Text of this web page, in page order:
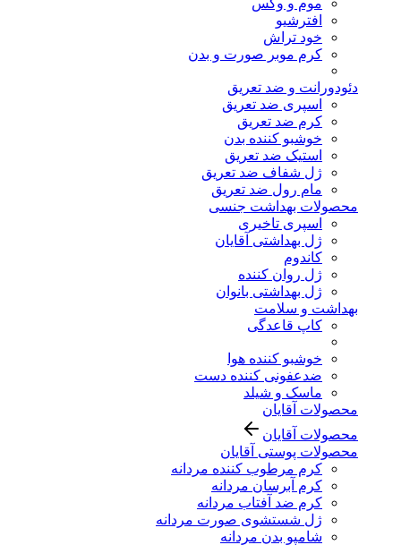
موم و وکس
افترشیو
خود تراش
کرم موبر صورت و بدن
دئودورانت و ضد تعریق
اسپری ضد تعریق
کرم ضد تعریق
خوشبو کننده بدن
استیک ضد تعریق
ژل شفاف ضد تعریق
مام رول ضد تعریق
محصولات بهداشت جنسی
اسپری تاخیری
ژل بهداشتی آقایان
کاندوم
ژل روان کننده
ژل بهداشتی بانوان
بهداشت و سلامت
کاپ قاعدگی
خوشبو کننده هوا
ضدعفونی کننده دست
ماسک و شیلد
محصولات آقایان
محصولات آقایان
محصولات پوستی آقایان
کرم مرطوب کننده مردانه
کرم آبرسان مردانه
کرم ضد آفتاب مردانه
ژل شستشوی صورت مردانه
شامپو بدن مردانه